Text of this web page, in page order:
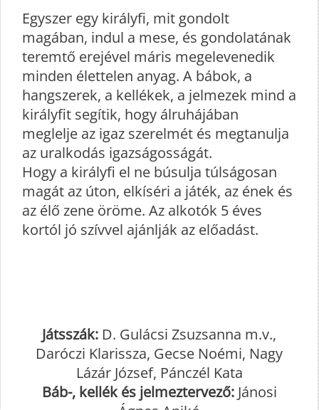
Egyszer egy királyfi, mit gondolt
magában, indul a mese, és gondolatának
teremtő erejével máris megelevenedik
minden élettelen anyag. A bábok, a
hangszerek, a kellékek, a jelmezek mind a
királyfit segítik, hogy álruhájában
meglelje az igaz szerelmét és megtanulja
az uralkodás igazságosságát.
Hogy a királyfi el ne búsulja túlságosan
magát az úton, elkíséri a játék, az ének és
az élő zene öröme. Az alkotók 5 éves
kortól jó szívvel ajánlják az előadást.
Játsszák: D. Gulácsi Zsuzsanna m.v.,
Daróczi Klarissza, Gecse Noémi, Nagy
Lázár József, Pánczél Kata
Báb-, kellék és jelmeztervező:Jánosi